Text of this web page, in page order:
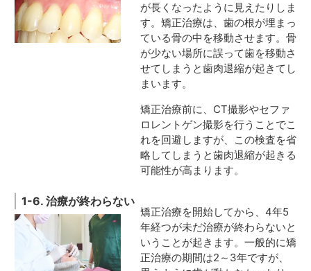
が長くなったように見えたりしま
す。矯正治療は、歯の根が埋まっ
ている骨の中を移動させます。骨
が少ない場所に誤って歯を移動さ
せてしまうと歯肉退縮が起きてし
まいます。
矯正治療前に、CT撮影やセファ
ロレントゲン撮影を行うことでこ
れを回避しますが、この検査を省
略してしまうと歯肉退縮が起きる
可能性が高まります。
1-6. 治療が終わらない
矯正治療を開始してから、4年5
年経つが未だ治療が終わらないと
いうことが起きます。一般的に矯
正治療の期間は2～3年ですが、